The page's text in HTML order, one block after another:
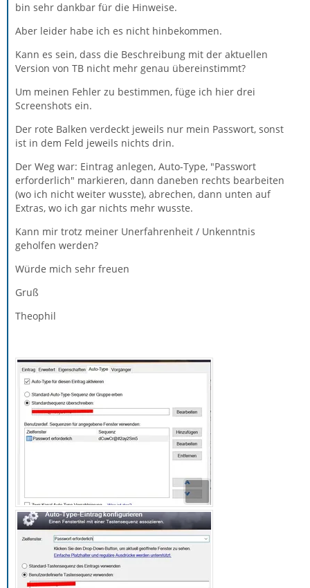
bin sehr dankbar für die Hinweise.
Aber leider habe ich es nicht hinbekommen.
Kann es sein, dass die Beschreibung mit der aktuellen
Version von TB nicht mehr genau übereinstimmt?
Um meinen Fehler zu bestimmen, füge ich hier drei
Screenshots ein.
Der rote Balken verdeckt jeweils nur mein Passwort, sonst
ist in dem Feld jeweils nichts drin.
Der Weg war: Eintrag anlegen, Auto-Type, "Passwort
erforderlich" markieren, dann daneben rechts bearbeiten
(wo ich nicht weiter wusste), abrechen, dann unten auf
Extras, wo ich gar nichts mehr wusste.
Kann mir trotz meiner Unerfahrenheit / Unkenntnis
geholfen werden?
Würde mich sehr freuen
Gruß
Theophil